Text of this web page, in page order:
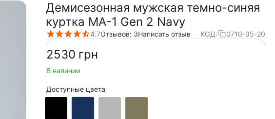
Демисезонная мужская темно-синяя
куртка MA-1 Gen 2 Navy
4.7Отзывов: 3Написать отзыв КОД: 0710-35-20
‍2530‍ грн
В наличии
Доступные цвета